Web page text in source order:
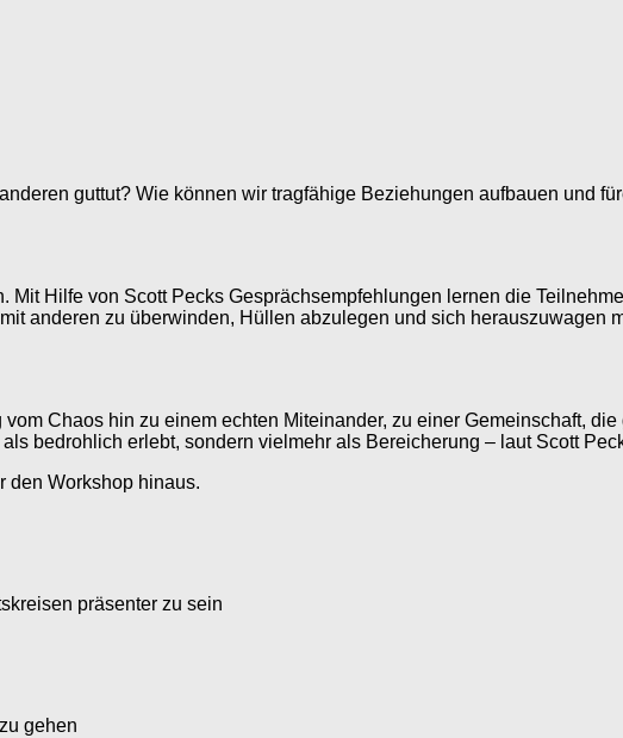
guttut? Wie können wir tragfähige Beziehungen aufbauen und
Mit Hilfe von Scott Pecks Gesprächsempfehlungen lernen die
anderen zu überwinden, Hüllen abzulegen und sich herauszuwagen
Chaos hin zu einem echten Miteinander, zu einer Gemeinschaft,
bedrohlich erlebt, sondern vielmehr als Bereicherung – laut Scott
den Workshop hinaus.
präsenter zu sein
gehen